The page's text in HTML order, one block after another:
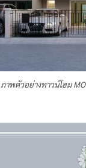
ภาพตัวอย่างทาวน์โฮม